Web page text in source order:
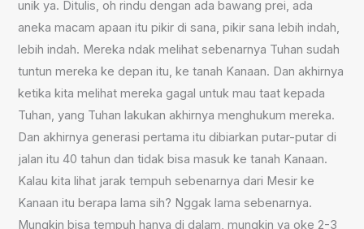
unik ya. Ditulis, oh rindu dengan ada bawang prei, ada
aneka macam apaan itu pikir di sana, pikir sana lebih indah,
lebih indah. Mereka ndak melihat sebenarnya Tuhan sudah
tuntun mereka ke depan itu, ke tanah Kanaan. Dan akhirnya
ketika kita melihat mereka gagal untuk mau taat kepada
Tuhan, yang Tuhan lakukan akhirnya menghukum mereka.
Dan akhirnya generasi pertama itu dibiarkan putar-putar di
jalan itu 40 tahun dan tidak bisa masuk ke tanah Kanaan.
Kalau kita lihat jarak tempuh sebenarnya dari Mesir ke
Kanaan itu berapa lama sih? Nggak lama sebenarnya.
Mungkin bisa tempuh hanya di dalam, mungkin ya oke 2-3